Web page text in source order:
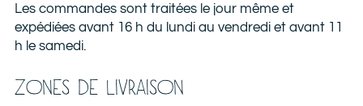
Les commandes sont traitées le jour même et
expédiées avant 16 h du lundi au vendredi et avant 11
h le samedi.
ZONES DE LIVRAISON